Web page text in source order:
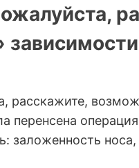
расскажите,
перенсена
заложенность